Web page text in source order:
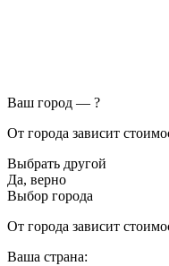
Ваш город — ?
От города зависит
Выбрать другой
Да, верно
Выбор города
От города зависит
Ваша страна: